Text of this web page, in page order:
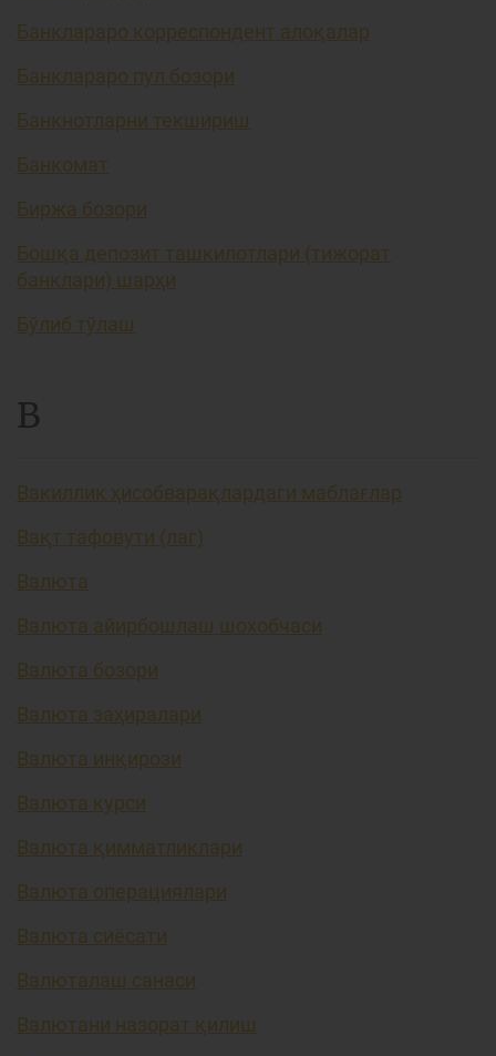
Банклараро корреспондент алоқалар
Банклараро пул бозори
Банкнотларни текшириш
Банкомат
Биржа бозори
Бошқа депозит ташкилотлари (тижорат
банклари) шарҳи
Бўлиб тўлаш
В
Вакиллик ҳисобварақлардаги маблағлар
Вақт тафовути (лаг)
Валюта
Валюта айирбошлаш шохобчаси
Валюта бозори
Валюта заҳиралари
Валюта инқирози
Валюта курси
Валюта қимматликлари
Валюта операциялари
Валюта сиёсати
Валюталаш санаси
Валютани назорат қилиш